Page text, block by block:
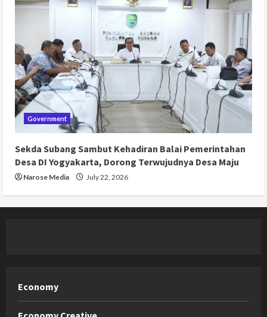
Government
Sekda Subang Sambut Kehadiran Balai Pemerintahan
Desa DI Yogyakarta, Dorong Terwujudnya Desa Maju
Narose Media July 22, 2026
Economy